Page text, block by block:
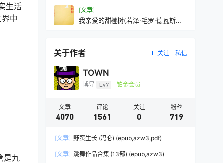
生活
中
是九
[文章]
我亲爱的甜橙树(若泽·毛罗·德瓦斯康
关于作者 关注 私信
TOWN
博导 Lv7 铂金会员
文章
4070
评论
1561
关注
0
粉丝
719
[文章] 野蛮生长 (冯仑) (epub,azw3,pdf)
[文章] 跳舞作品合集 (13部) (epub,azw3)